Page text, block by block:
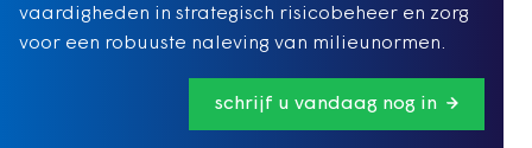
vaardigheden in strategisch risicobeheer en zorg
voor een robuuste naleving van milieunormen.
schrijf u vandaag nog in